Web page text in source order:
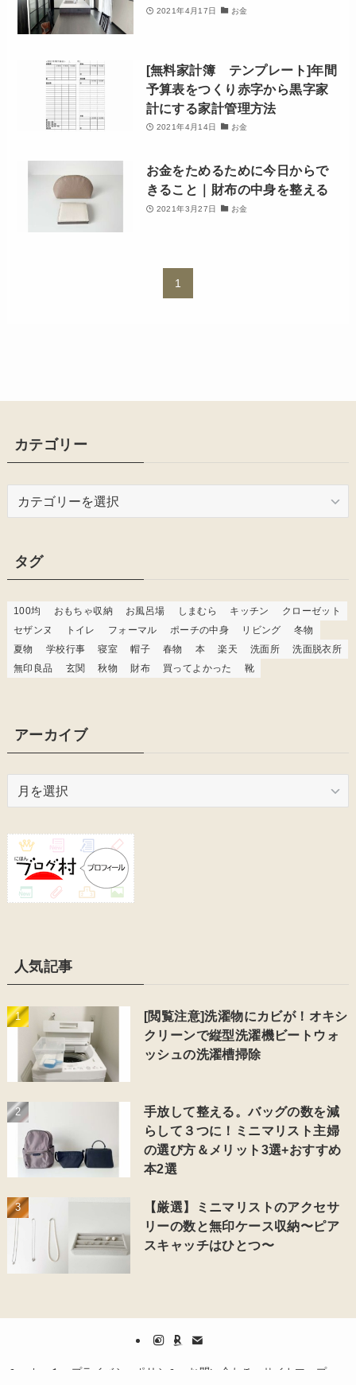
2021年4月17日 お金
[無料家計簿 テンプレート]年間
予算表をつくり赤字から黒字家
計にする家計管理方法
2021年4月14日 お金
お金をためるために今日からで
きること｜財布の中身を整える
2021年3月27日 お金
1
カテゴリー
ー
タグ
100均 おもちゃ収納 お風呂場 しまむら キッチン
クローゼット
セザンヌ
トイレ フォーマル ポーチの中身 リビング
冬物
夏物
学校行事 寝室 帽子 春物 本 楽天 洗面所
洗面脱衣所
無印良品
玄関 秋物 財布 買ってよかった 靴
アーカイブ
イ
ブ
人気記事
[閲覧注意]洗濯物にカビが！オキシ
クリーンで縦型洗濯機ビートウォ
ッシュの洗濯槽掃除
手放して整える。バッグの数を減
らして３つに！ミニマリスト主婦
の選び方＆メリット3選+おすすめ
本2選
【厳選】ミニマリストのアクセサ
リーの数と無印ケース収納〜ピア
スキャッチはひとつ〜
ホーム プライバシーポリシー お問い合わせ サイトマップ